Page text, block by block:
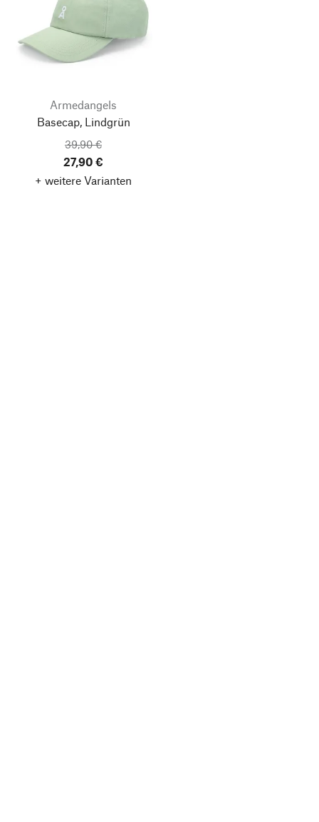
Armedangels
Basecap, Lindgrün
39,90 €
27,90 €
+ weitere Varianten